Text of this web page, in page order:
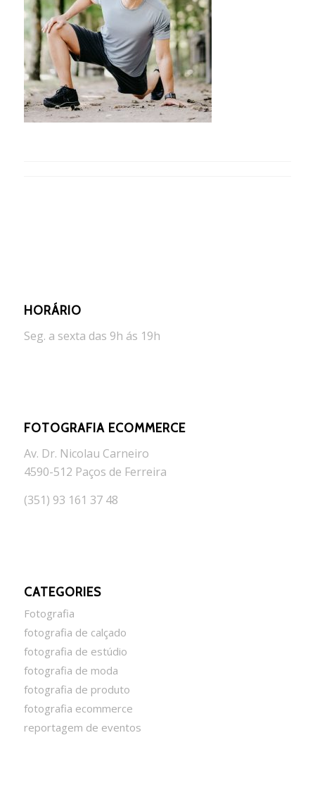
HORÁRIO
Seg. a sexta das 9h ás 19h
FOTOGRAFIA ECOMMERCE
Av. Dr. Nicolau Carneiro
4590-512 Paços de Ferreira
(351) 93 161 37 48
CATEGORIES
Fotografia
fotografia de calçado
fotografia de estúdio
fotografia de moda
fotografia de produto
fotografia ecommerce
reportagem de eventos